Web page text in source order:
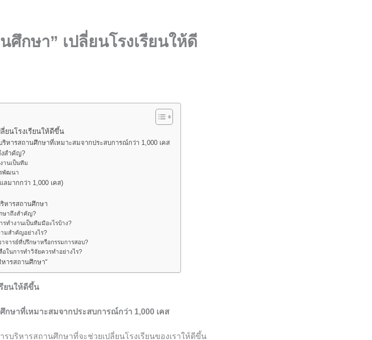
ศึกษา” เปลี่ยนโรงเรียนให้ดี
ยนโรงเรียนให้ดีขึ้น
หารสถานศึกษาที่เหมาะสมจากประสบการณ์กว่า 1,000 เคส
สำคัญ?
านเป็นทีม
พัฒนา
มากกว่า 1,000 เคส)
หารสถานศึกษา
ษาถึงสำคัญ?
ทำงานเป็นทีมมีอะไรบ้าง?
มสำคัญอย่างไร?
จารย์ที่ปรึกษาหรือกรรมการสอบ?
ในการทำวิจัยควรทำอย่างไร?
ารสถานศึกษา"
ยนให้ดีขึ้น
ษาที่เหมาะสมจากประสบการณ์กว่า 1,000 เคส
บริหารสถานศึกษาที่จะช่วยเปลี่ยนโรงเรียนของเราให้ดีขึ้น